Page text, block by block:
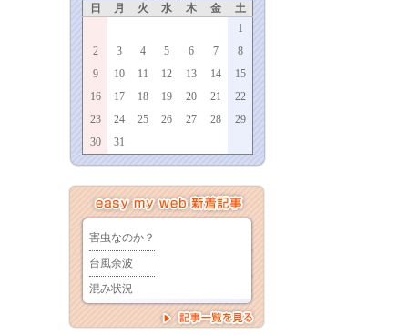
日
月 火 水 木 金
土
1
2
3 4 5 6 7
8
9
10 11 12 13 14
15
16
17 18 19 20 21
22
23
24 25 26 27 28
29
30
31